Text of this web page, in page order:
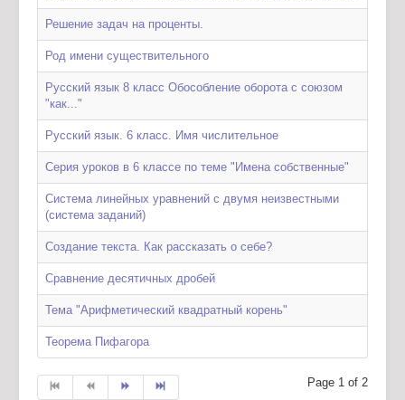
Решение задач на проценты.
Род имени существительного
Русский язык 8 класс Обособление оборота с союзом
"как..."
Русский язык. 6 класс. Имя числительное
Серия уроков в 6 классе по теме "Имена собственные"
Система линейных уравнений с двумя неизвестными
(система заданий)
Создание текста. Как рассказать о себе?
Сравнение десятичных дробей
Тема "Арифметический квадратный корень"
Теорема Пифагора
Page 1 of 2